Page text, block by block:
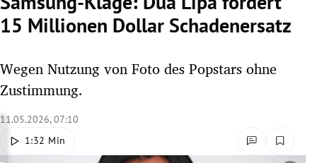
Untermenü
15 Millionen Dollar Schadenersatz
Wegen Nutzung von Foto des Popstars ohne
Zustimmung.
11.05.2026, 07:10
1:32 Min